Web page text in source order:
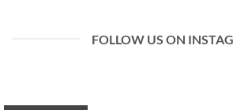
FOLLOW US ON